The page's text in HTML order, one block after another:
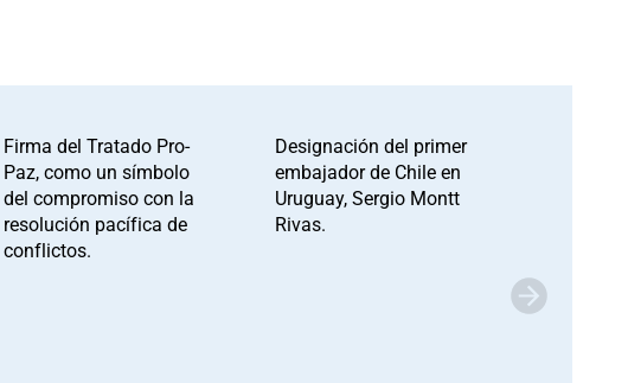
Firma del Tratado Pro-
Paz, como un símbolo
del compromiso con la
resolución pacífica de
conflictos.
Designación del primer
embajador de Chile en
Uruguay, Sergio Montt
Rivas.